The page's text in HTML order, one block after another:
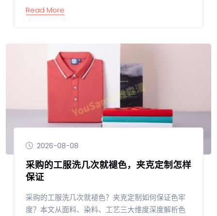
Read More
2026-08-08
采购的工服洗几次就褪色，夹克定制怎样
保证
采购的工服洗几次就褪色？夹克定制如何保证色牢
度？本文从面料、染料、工艺三大维度深度解析色